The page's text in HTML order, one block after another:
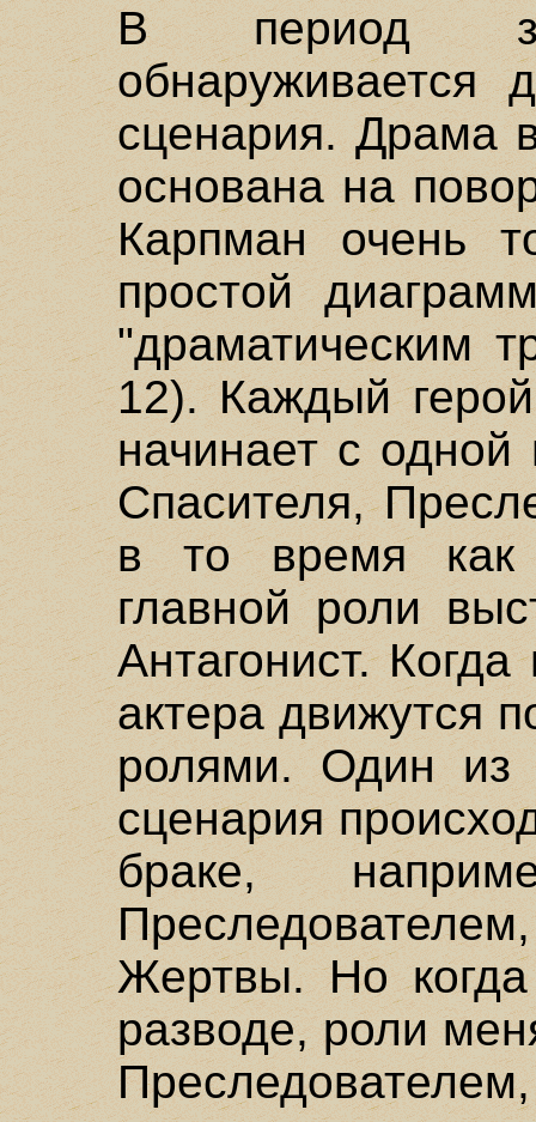
В период
обнаруживается
сценария. Драма
основана на
Карпман очень
простой
"драматическим
12). Каждый
начинает с одной
Спасителя,
в то время как
главной роли
Антагонист.
актера движутся
ролями. Один из
сценария
браке,
Жертвы. Но
разводе, роли